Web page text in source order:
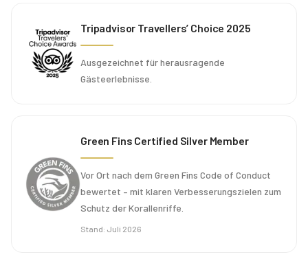
Tripadvisor Travellers’ Choice 2025
Ausgezeichnet für herausragende
Gästeerlebnisse.
Green Fins Certified Silver Member
Vor Ort nach dem Green Fins Code of Conduct
bewertet – mit klaren Verbesserungszielen zum
Schutz der Korallenriffe.
Stand: Juli 2026